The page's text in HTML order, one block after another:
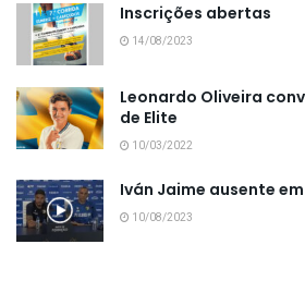
Inscrições abertas
14/08/2023
Leonardo Oliveira
de Elite
10/03/2022
Iván Jaime ausente
10/08/2023